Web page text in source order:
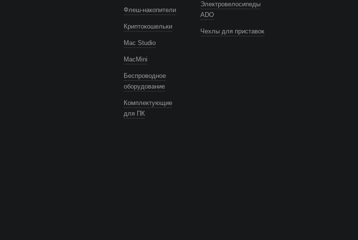
Флеш-накопители
Криптокошельки
Mac Studio
MacMini
Беспроводное
оборудование
Комплектующие
для ПК
Электровелосипеды
ADO
Чехлы для приставок